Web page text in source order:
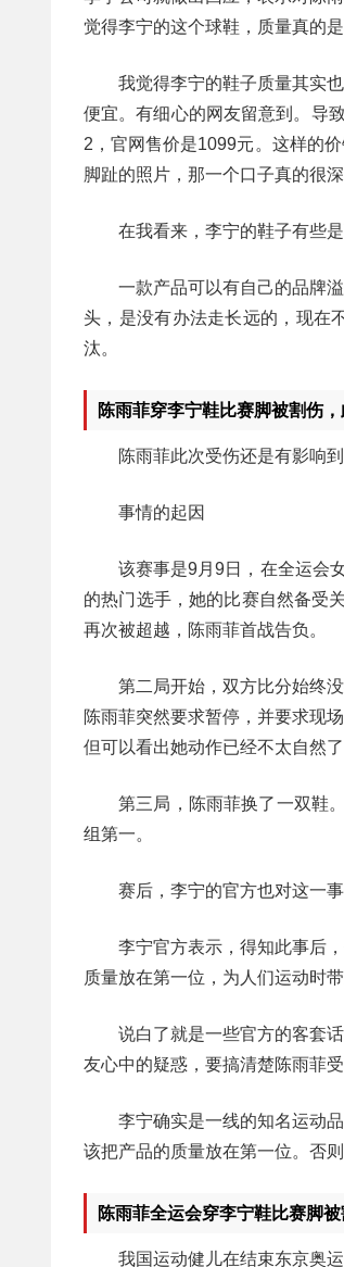
觉得李宁的这个球鞋，质量真的是
我觉得李宁的鞋子质量其实
便宜。有细心的网友留意到。导
2，官网售价是1099元。这样的
脚趾的照片，那一个口子真的很
在我看来，李宁的鞋子有些
一款产品可以有自己的品牌
头，是没有办法走长远的，现在
汰。
陈雨菲穿李宁鞋比赛脚被割伤
陈雨菲此次受伤还是有影响
事情的起因
该赛事是9月9日，在全运会
的热门选手，她的比赛自然备受
再次被超越，陈雨菲首战告负。
第二局开始，双方比分始终
陈雨菲突然要求暂停，并要求现
但可以看出她动作已经不太自然
第三局，陈雨菲换了一双鞋
组第一。
赛后，李宁的官方也对这一事
李宁官方表示，得知此事后
质量放在第一位，为人们运动时
说白了就是一些官方的客套
友心中的疑惑，要搞清楚陈雨菲
李宁确实是一线的知名运动
该把产品的质量放在第一位。否
陈雨菲全运会穿李宁鞋比赛脚
我国运动健儿在结束东京奥